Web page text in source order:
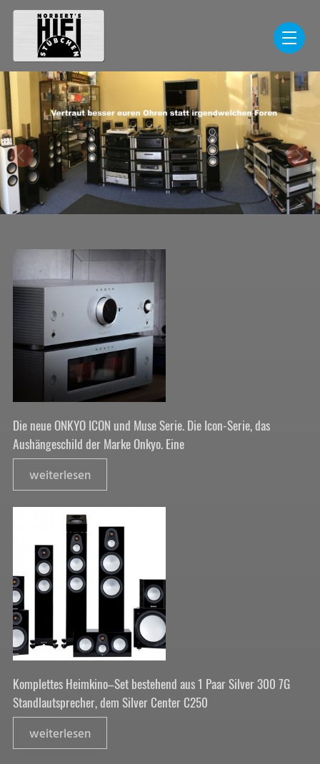
Die neue ONKYO ICON und Muse Serie. Die Icon-Serie, das
Aushängeschild der Marke Onkyo. Eine
weiterlesen
Komplettes Heimkino–Set bestehend aus 1 Paar Silver 300 7G
Standlautsprecher, dem Silver Center C250
weiterlesen